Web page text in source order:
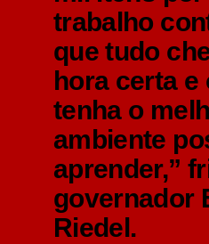
trabalho
que tudo
hora certa e
tenha o
ambiente
aprender,”
governador
Riedel.